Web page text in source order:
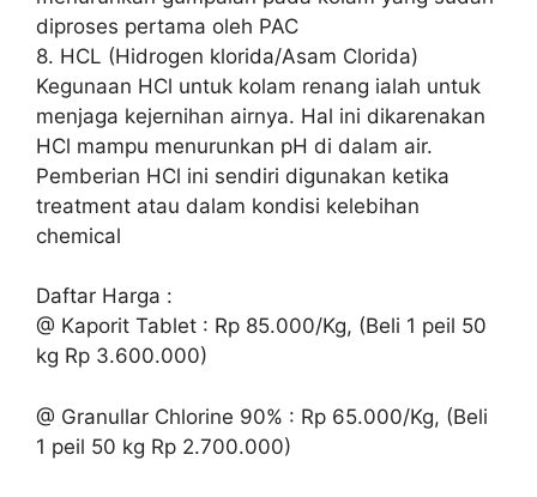
diproses pertama oleh PAC
8. HCL (Hidrogen klorida/Asam Clorida)
Kegunaan HCl untuk kolam renang ialah untuk
menjaga kejernihan airnya. Hal ini dikarenakan
HCl mampu menurunkan pH di dalam air.
Pemberian HCl ini sendiri digunakan ketika
treatment atau dalam kondisi kelebihan
chemical
Daftar Harga :
@ Kaporit Tablet : Rp 85.000/Kg, (Beli 1 peil 50
kg Rp 3.600.000)
@ Granullar Chlorine 90% : Rp 65.000/Kg, (Beli
1 peil 50 kg Rp 2.700.000)